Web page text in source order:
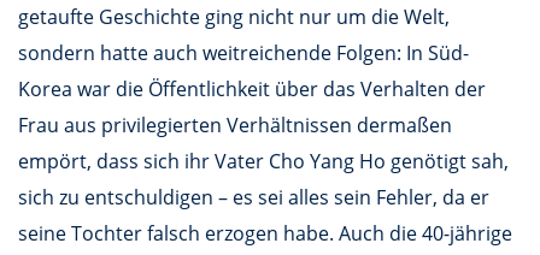
getaufte Geschichte ging nicht nur um die Welt,
sondern hatte auch weitreichende Folgen: In Süd-
Korea war die Öffentlichkeit über das Verhalten der
Frau aus privilegierten Verhältnissen dermaßen
empört, dass sich ihr Vater Cho Yang Ho genötigt sah,
sich zu entschuldigen – es sei alles sein Fehler, da er
seine Tochter falsch erzogen habe. Auch die 40-jährige